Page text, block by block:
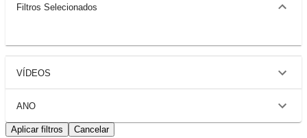
Filtros Selecionados
VÍDEOS
ANO
Aplicar filtros Cancelar